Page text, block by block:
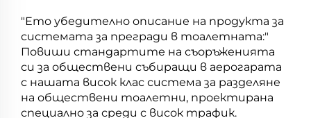
"Ето убедително описание на продукта за
системата за прегради в тоалетната:"
Повиши стандартите на съоръженията
си за обществени събиращи в аерогарата
с нашата висок клас система за разделяне
на обществени тоалетни, проектирана
специално за среди с висок трафик.